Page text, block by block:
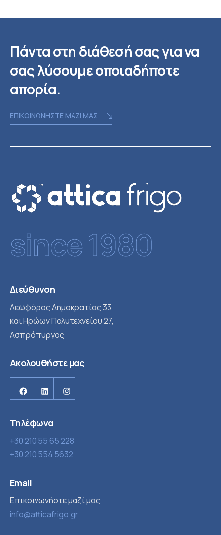
Πάντα στη διάθεσή σας για να
σας λύσουμε οποιαδήποτε
απορία.
ΕΠΙΚΟΙΝΩΝΗΣΤΕ ΜΑΖΙ ΜΑΣ
since 1980
Διεύθυνση
Λεωφόρος Δημοκρατίας 33
και Ηρώων Πολυτεχνείου 27,
Ασπρόπυργος
Ακολουθήστε μας
Τηλέφωνα
+30 210 55 65 228
+30 210 554 5632
Email
Επικοινωνήστε μαζί μας
info@atticafrigo.gr